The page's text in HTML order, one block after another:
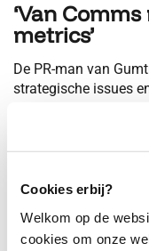
Cookies erbij?
Welkom op de
cookies om onze
‘Van
metrics’
De PR-man van
strategische issues
Presenteer alleen
deze strategische
dashboards in die